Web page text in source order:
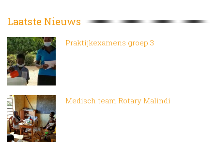
Laatste Nieuws
Praktijkexamens groep 3
Medisch team Rotary Malindi